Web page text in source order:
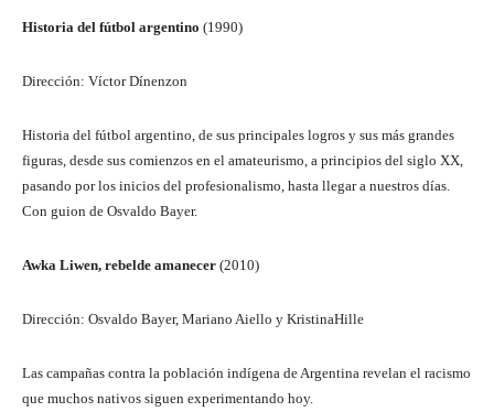
Historia del fútbol argentino (1990)
Dirección: Víctor Dínenzon
Historia del fútbol argentino, de sus principales logros y sus más grandes
figuras, desde sus comienzos en el amateurismo, a principios del siglo XX,
pasando por los inicios del profesionalismo, hasta llegar a nuestros días.
Con guion de Osvaldo Bayer.
Awka Liwen, rebelde amanecer (2010)
Dirección: Osvaldo Bayer, Mariano Aiello y KristinaHille
Las campañas contra la población indígena de Argentina revelan el racismo
que muchos nativos siguen experimentando hoy.